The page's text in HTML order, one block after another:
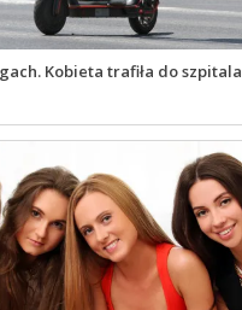
Kobieta trafiła do szpitala